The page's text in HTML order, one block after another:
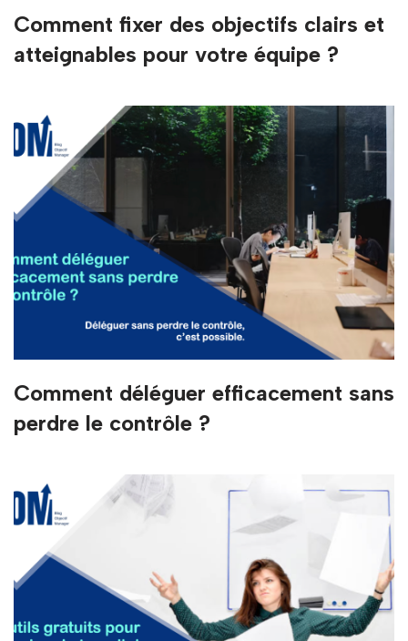
Comment fixer des objectifs clairs et
atteignables pour votre équipe ?
Comment déléguer efficacement sans
perdre le contrôle ?